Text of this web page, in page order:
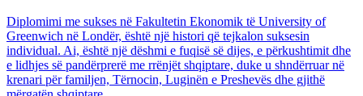
Diplomimi me sukses në Fakultetin Ekonomik të University of
Greenwich në Londër, është një histori që tejkalon suksesin
individual. Ai, është një dëshmi e fuqisë së dijes, e përkushtimit dhe
e lidhjes së pandërprerë me rrënjët shqiptare, duke u shndërruar në
krenari për familjen, Tërnocin, Luginën e Preshevës dhe gjithë